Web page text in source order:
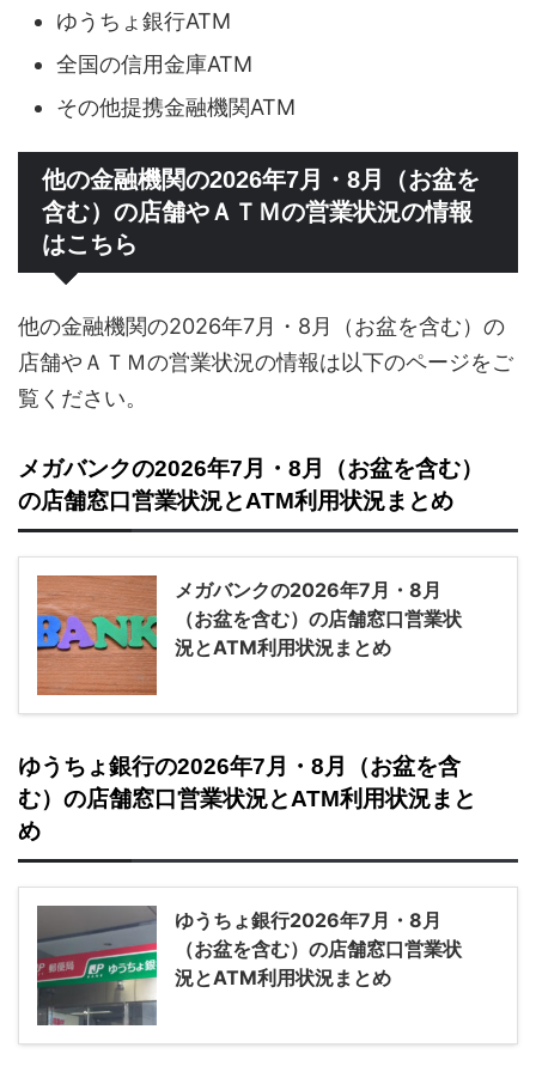
ゆうちょ銀行ATM
全国の信用金庫ATM
その他提携金融機関ATM
他の金融機関の2026年7月・8月（お盆を
含む）の店舗やＡＴＭの営業状況の情報
はこちら
他の金融機関の2026年7月・8月（お盆を含む）の
店舗やＡＴＭの営業状況の情報は以下のページをご
覧ください。
メガバンクの2026年7月・8月（お盆を含む）
の店舗窓口営業状況とATM利用状況まとめ
メガバンクの2026年7月・8月
（お盆を含む）の店舗窓口営業状
況とATM利用状況まとめ
ゆうちょ銀行の2026年7月・8月（お盆を含
む）の店舗窓口営業状況とATM利用状況まと
め
ゆうちょ銀行2026年7月・8月
（お盆を含む）の店舗窓口営業状
況とATM利用状況まとめ